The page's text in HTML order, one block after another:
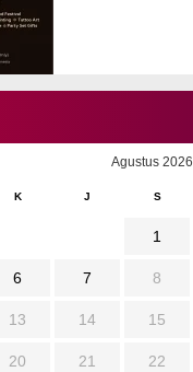
Agustus 2026
K J S
1
6 7 8
13 14 15
20 21 22